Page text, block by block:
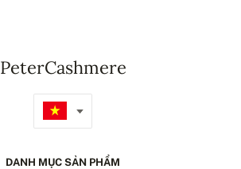
PeterCashmere
DANH MỤC SẢN PHẨM